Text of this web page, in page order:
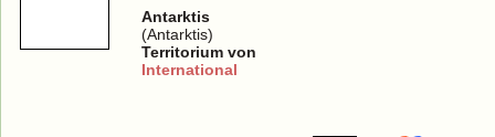
Antarktis
(Antarktis)
Territorium von
International